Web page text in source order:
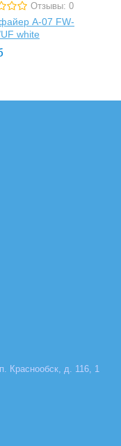
Отзывы: 0
A-07 FW-
white
Краснообск, д. 116, 1